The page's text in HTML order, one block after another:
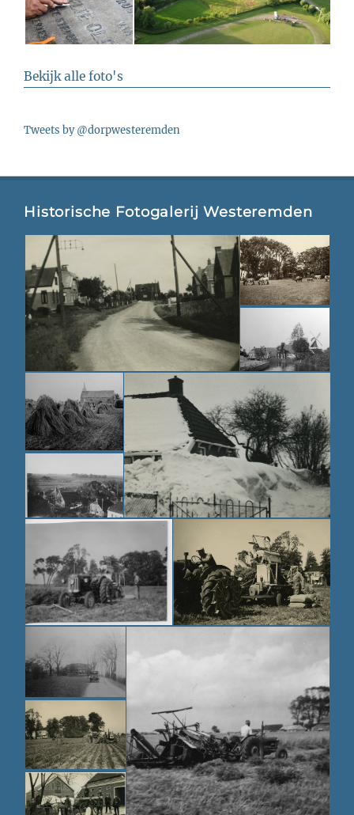
Bekijk alle foto's
Tweets by @dorpwesteremden
Historische Fotogalerij Westeremden